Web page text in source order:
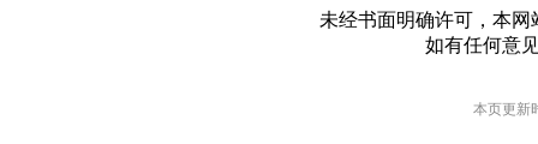
未经书面明确许可，本
如有任何意
本页更新